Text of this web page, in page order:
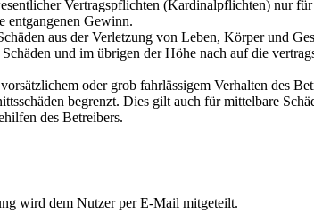
Vertragspflichten (Kardinalpflichten) nur
entgangenen Gewinn.
aus der Verletzung von Leben, Körper und
und im übrigen der Höhe nach auf die
oder grob fahrlässigem Verhalten des
begrenzt. Dies gilt auch für mittelbare
des Betreibers.
wird dem Nutzer per E-Mail mitgeteilt.